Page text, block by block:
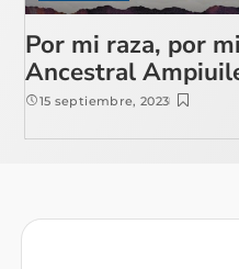
Por mi raza, por
Ancestral
15 septiembre, 2023